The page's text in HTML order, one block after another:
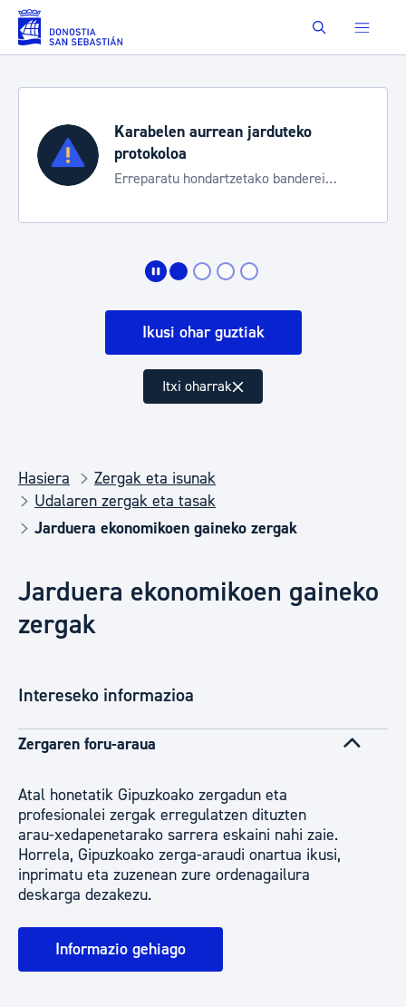
Eduki nagusira joan Buscar
Karabelen aurrean jarduteko
protokoloa
Erreparatu hondartzetako banderei
Ikusi ohar guztiak
Itxi oharrak
Hasiera
Zergak eta isunak
Udalaren zergak eta tasak
Jarduera ekonomikoen gaineko zergak
Jarduera ekonomikoen gaineko
zergak
Intereseko informazioa
Zergaren foru-araua
Atal honetatik Gipuzkoako zergadun eta
profesionalei zergak erregulatzen dituzten
arau-xedapenetarako sarrera eskaini nahi zaie.
Horrela, Gipuzkoako zerga-araudi onartua ikusi,
inprimatu eta zuzenean zure ordenagailura
deskarga dezakezu.
Informazio gehiago